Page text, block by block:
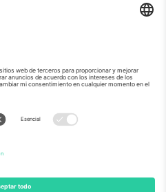
UAE Dubai Silicon Oasis, DDP
Building A1, Office 302, Dubai,
de la plataforma puede variar en
del evento, el pie de